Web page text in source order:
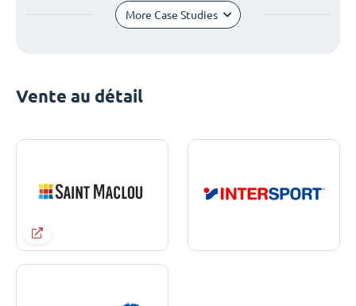
More Case Studies
Vente au détail